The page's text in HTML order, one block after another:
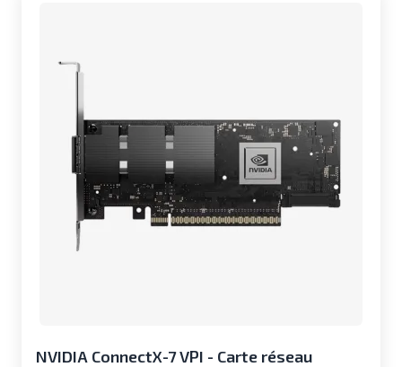
NVIDIA ConnectX-7 VPI - Carte réseau